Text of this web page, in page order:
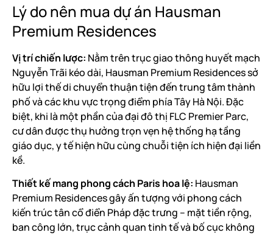
Lý do nên mua dự án Hausman
Premium Residences
Vị trí chiến lược: Nằm trên trục giao thông huyết mạch
Nguyễn Trãi kéo dài, Hausman Premium Residences sở
hữu lợi thế di chuyển thuận tiện đến trung tâm thành
phố và các khu vực trọng điểm phía Tây Hà Nội. Đặc
biệt, khi là một phần của đại đô thị FLC Premier Parc,
cư dân được thụ hưởng trọn vẹn hệ thống hạ tầng
giáo dục, y tế hiện hữu cùng chuỗi tiện ích hiện đại liền
kề.
Thiết kế mang phong cách Paris hoa lệ: Hausman
Premium Residences gây ấn tượng với phong cách
kiến trúc tân cổ điển Pháp đặc trưng – mặt tiền rộng,
ban công lớn, trục cảnh quan tinh tế và bố cục không